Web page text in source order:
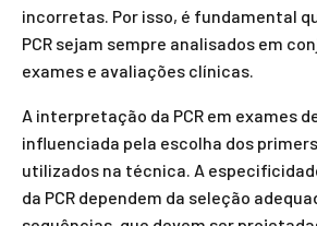
incorretas. Por isso, é fundamental
PCR sejam sempre analisados em
exames e avaliações clínicas.
A interpretação da PCR em exames
influenciada pela escolha dos
utilizados na técnica. A
da PCR dependem da seleção